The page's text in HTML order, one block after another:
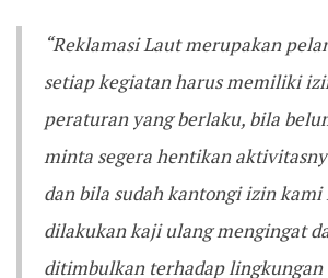
“Reklamasi Laut merupakan
setiap kegiatan harus memiliki
peraturan yang berlaku, bila
minta segera hentikan
dan bila sudah kantongi izin
dilakukan kaji ulang mengingat
ditimbulkan terhadap lingkungan